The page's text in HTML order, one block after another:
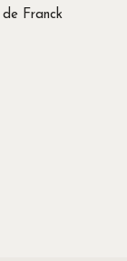
de Franck